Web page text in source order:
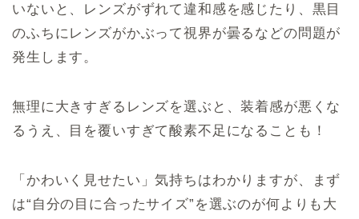
いないと、レンズがずれて違和感を感じたり、黒目
のふちにレンズがかぶって視界が曇るなどの問題が
発生します。
無理に大きすぎるレンズを選ぶと、装着感が悪くな
るうえ、目を覆いすぎて酸素不足になることも！
「かわいく見せたい」気持ちはわかりますが、まず
は“自分の目に合ったサイズ”を選ぶのが何よりも大